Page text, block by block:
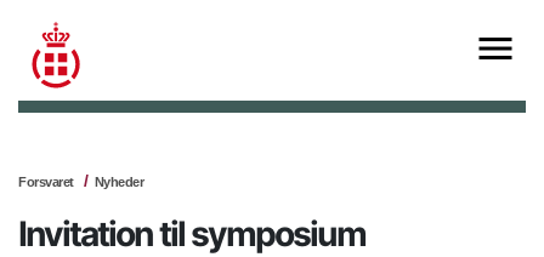
Forsvaret Nyheder
Invitation til symposium